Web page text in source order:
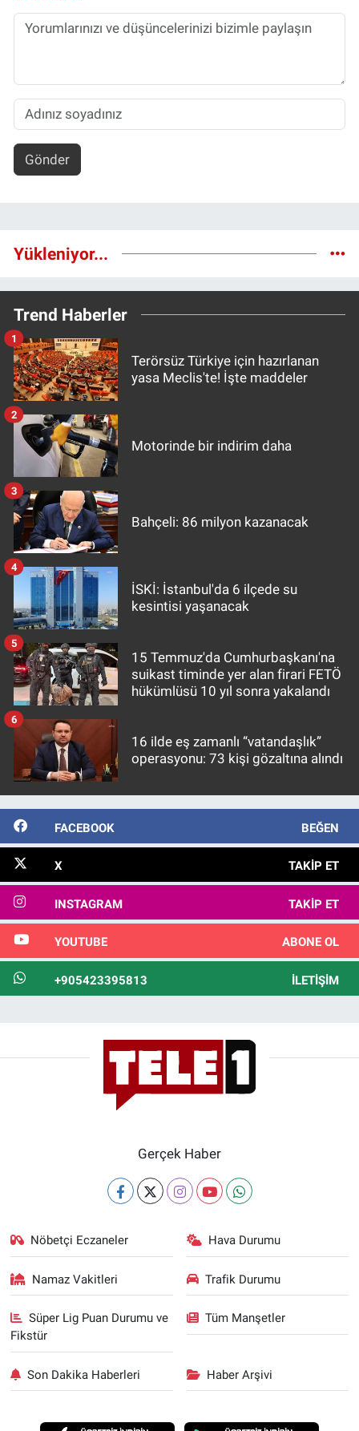
Gönder
Yükleniyor...
Trend Haberler
Terörsüz Türkiye için hazırlanan
yasa Meclis'te! İşte maddeler
1
Motorinde bir indirim daha
2
Bahçeli: 86 milyon kazanacak
3
İSKİ: İstanbul'da 6 ilçede su
kesintisi yaşanacak
4
15 Temmuz'da Cumhurbaşkanı'na
suikast timinde yer alan firari FETÖ
hükümlüsü 10 yıl sonra yakalandı
5
16 ilde eş zamanlı “vatandaşlık”
operasyonu: 73 kişi gözaltına alındı
6
FACEBOOK BEĞEN
X TAKIP ET
INSTAGRAM TAKIP ET
YOUTUBE ABONE OL
+905423395813 İLETIŞIM
Gerçek Haber
Nöbetçi Eczaneler Hava Durumu
Namaz Vakitleri Trafik Durumu
Süper Lig Puan Durumu ve
Fikstür
Tüm Manşetler
Son Dakika Haberleri Haber Arşivi